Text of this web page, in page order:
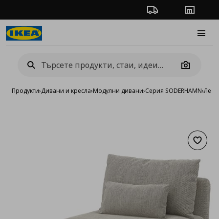
Проследяване на
Camera
Продукти›Дивани и кресла›Модулни дивани›Серия SODERHAMN›